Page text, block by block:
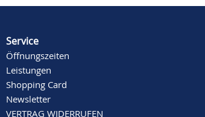
Service
Öffnungszeiten
Leistungen
Shopping Card
Newsletter
VERTRAG WIDERRUFEN